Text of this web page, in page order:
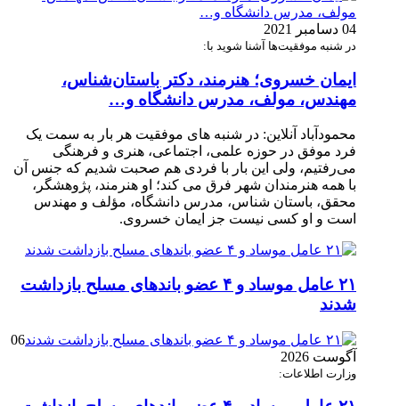
04 دسامبر 2021
در شنبه موفقیت‌ها آشنا شوید با:
ایمان خسروی؛ هنرمند، دکتر باستان‌شناس،
مهندس، مولف، مدرس دانشگاه و…
محمودآباد آنلاین: در شنبه های موفقیت هر بار به سمت یک
فرد موفق در حوزه علمی، اجتماعی، هنری و فرهنگی
می‌رفتیم، ولی این بار با فردی هم صحبت شدیم که جنس آن
با همه هنرمندان شهر فرق می کند؛ او هنرمند، پژوهشگر،
محقق، باستان شناس، مدرس دانشگاه، مؤلف و مهندس
است و او کسی نیست جز ایمان خسروی.
۲۱ عامل موساد و ۴ عضو باند‌های مسلح بازداشت
شدند
06
آگوست 2026
وزارت اطلاعات: